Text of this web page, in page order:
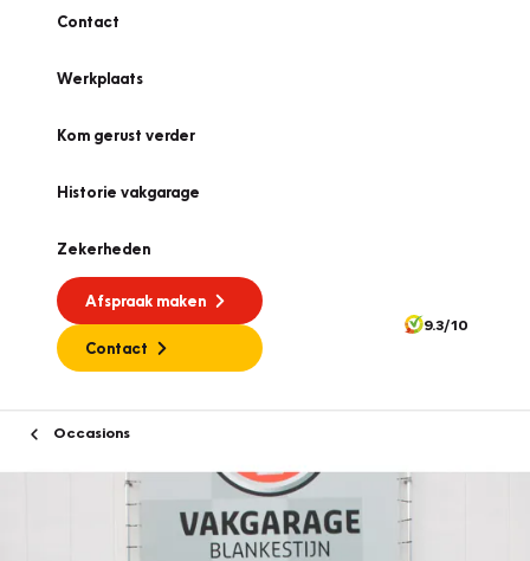
Contact
Werkplaats
Kom gerust verder
Historie vakgarage
Zekerheden
Afspraak maken
Contact
9.3/10
Occasions